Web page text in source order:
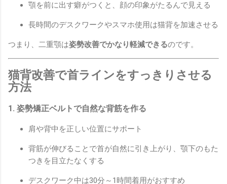
顎を前に出す癖がつくと、顔の印象がたるんで見える
長時間のデスクワークやスマホ使用は猫背を加速させる
つまり、二重顎は姿勢改善でかなり軽減できるのです。
猫背改善で首ラインをすっきりさせる
方法
1. 姿勢矯正ベルトで自然な背筋を作る
肩や背中を正しい位置にサポート
背筋が伸びることで首が自然に引き上がり、顎下のもた
つきを目立たなくする
デスクワーク中は30分～1時間着用がおすすめ